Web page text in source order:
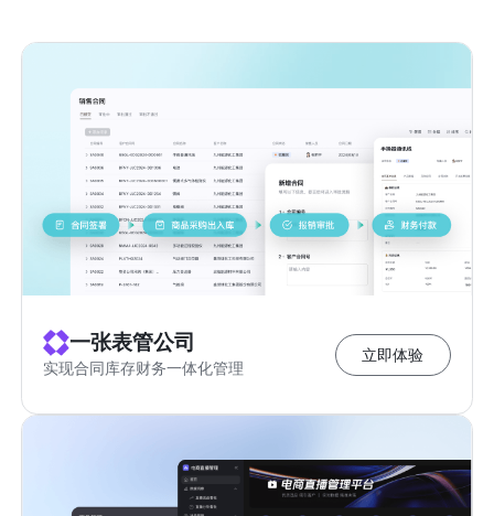
一张表管公司
实现合同库存财务一体化管理
立即体验